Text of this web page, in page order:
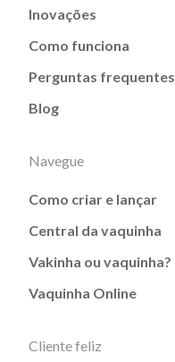
Inovações
Como funciona
Perguntas frequentes
Blog
Navegue
Como criar e lançar
Central da vaquinha
Vakinha ou vaquinha?
Vaquinha Online
Cliente feliz